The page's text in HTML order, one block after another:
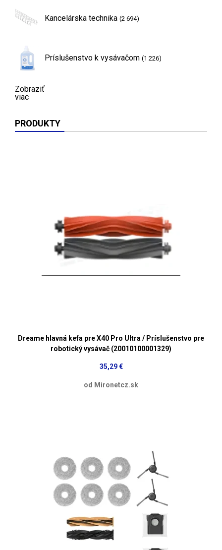
Kancelárska technika (2 694)
Príslušenstvo k vysávačom (1 226)
Zobraziť
viac
PRODUKTY
Dreame hlavná kefa pre X40 Pro Ultra / Príslušenstvo pre
robotický vysávač (20010100001329)
35,29 €
od Mironetcz.sk